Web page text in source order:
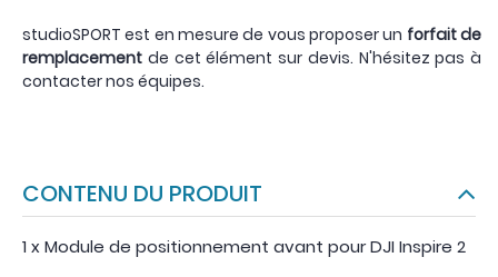
studioSPORT est en mesure de vous proposer un forfait de
remplacement de cet élément sur devis. N'hésitez pas à
contacter nos équipes.
CONTENU DU PRODUIT
1 x Module de positionnement avant pour DJI Inspire 2